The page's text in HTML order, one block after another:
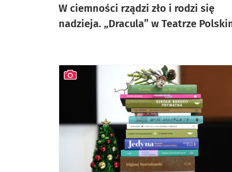
W ciemności rządzi zło i rodzi się
nadzieja. „Dracula” w Teatrze